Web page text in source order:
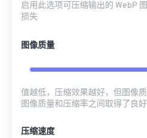
启用此选项可压缩输出的 WebP
损失
图像质量
值越低，压缩效果越好，但图像
图像质量和压缩率之间取得了良好
压缩速度